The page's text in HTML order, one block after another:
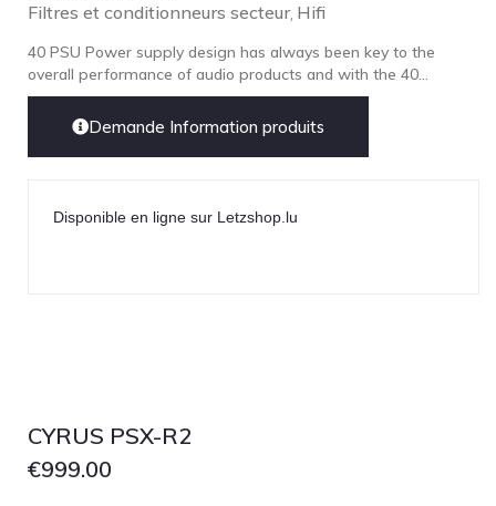
Filtres et conditionneurs secteur, Hifi
40 PSU Power supply design has always been key to the
overall performance of audio products and with the 40...
Demande Information produits
Disponible en ligne sur Letzshop.lu
CYRUS PSX-R2
€999.00